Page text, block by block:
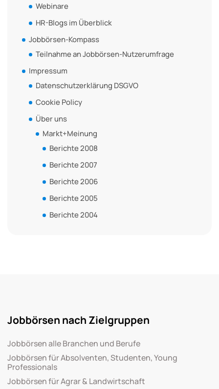
Webinare
HR-Blogs im Überblick
Jobbörsen-Kompass
Teilnahme an Jobbörsen-Nutzerumfrage
Impressum
Datenschutzerklärung DSGVO
Cookie Policy
Über uns
Markt+Meinung
Berichte 2008
Berichte 2007
Berichte 2006
Berichte 2005
Berichte 2004
Jobbörsen nach Zielgruppen
Jobbörsen alle Branchen und Berufe
Jobbörsen für Absolventen, Studenten, Young
Professionals
Jobbörsen für Agrar & Landwirtschaft